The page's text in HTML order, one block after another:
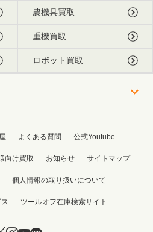
農機具買取
重機買取
ロボット買取
よくある質問 公式Youtube
向け買取 お知らせ サイトマップ
個人情報の取り扱いについて
ツールオフ在庫検索サイト